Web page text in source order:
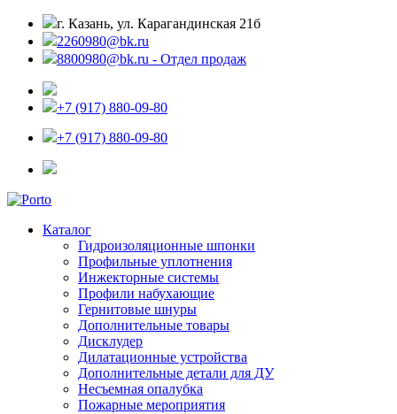
г. Казань, ул. Карагандинская 21б
2260980@bk.ru
8800980@bk.ru - Отдел продаж
+7 (917) 880-09-80
+7 (917) 880-09-80
Каталог
Гидроизоляционные шпонки
Профильные уплотнения
Инжекторные системы
Профили набухающие
Гернитовые шнуры
Дополнительные товары
Дисклудер
Дилатационные устройства
Дополнительные детали для ДУ
Несъемная опалубка
Пожарные мероприятия